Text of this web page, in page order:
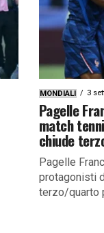
MONDIALI 3
Pagelle
match
chiude
Pagelle
protagonisti
terzo/quarto